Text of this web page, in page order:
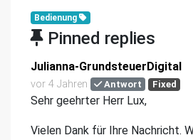
Bedienung
Pinned replies
Julianna-GrundsteuerDigital
vor 4 Jahren Antwort Fixed
Sehr geehrter Herr Lux,
Vielen Dank für Ihre Nachricht.